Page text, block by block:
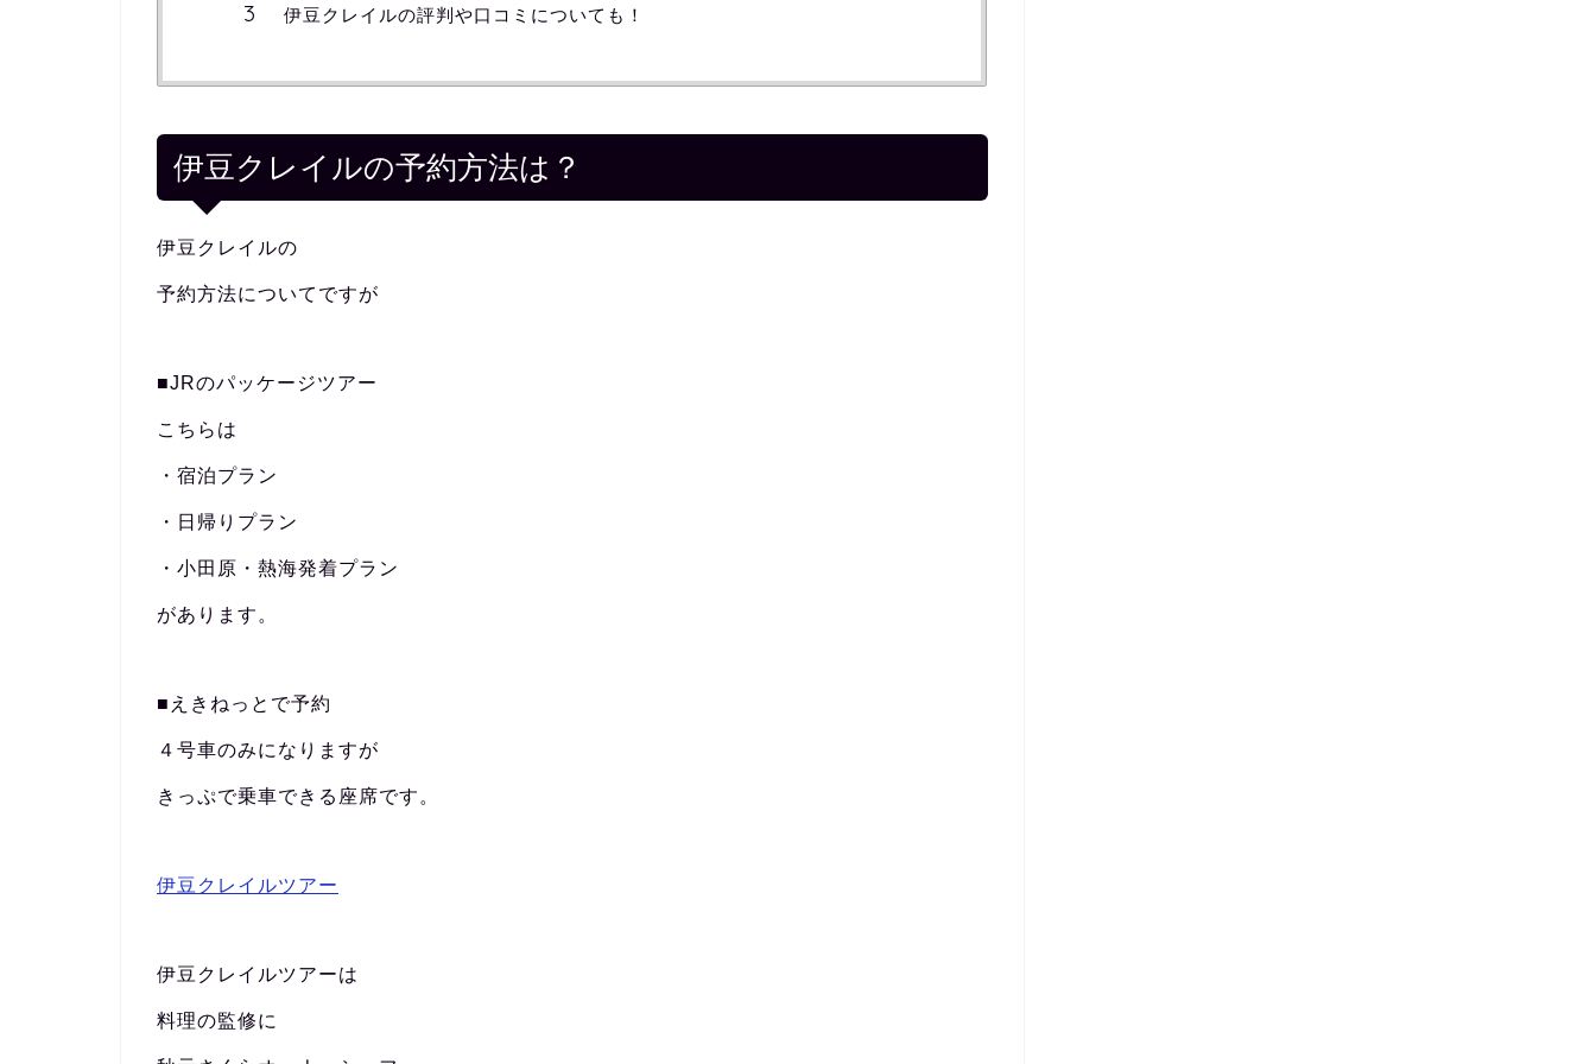
伊豆クレイルの評判や口コミについても！
伊豆クレイルの予約方法は？
伊豆クレイルの
予約方法についてですが
■JRのパッケージツアー
こちらは
・宿泊プラン
・日帰りプラン
・小田原・熱海発着プラン
があります。
■えきねっとで予約
４号車のみになりますが
きっぷで乗車できる座席です。
伊豆クレイルツアー
伊豆クレイルツアーは
料理の監修に